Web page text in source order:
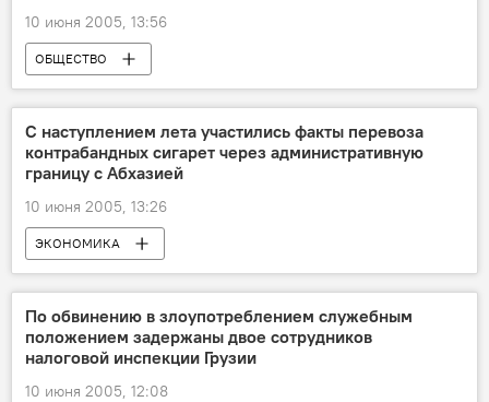
10 июня 2005, 13:56
ОБЩЕСТВО
С наступлением лета участились факты перевоза
контрабандных сигарет через административную
границу с Абхазией
10 июня 2005, 13:26
ЭКОНОМИКА
По обвинению в злоупотреблением служебным
положением задержаны двое сотрудников
налоговой инспекции Грузии
10 июня 2005, 12:08